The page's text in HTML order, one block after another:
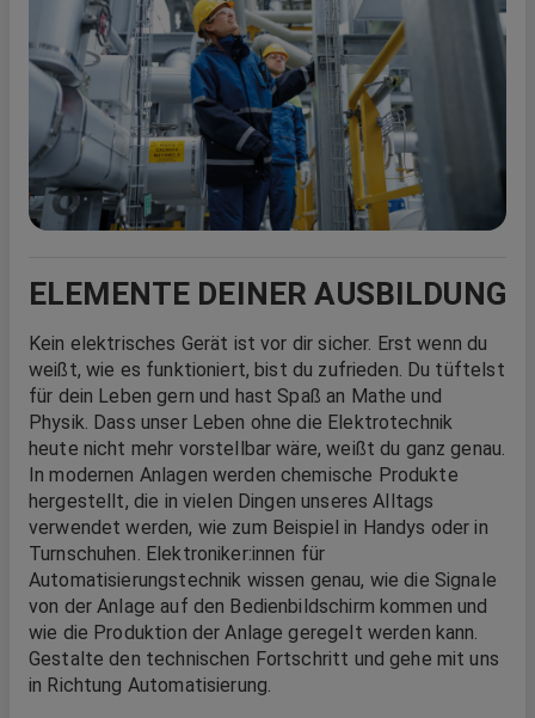
ELEMENTE DEINER AUSBILDUNG
Kein elektrisches Gerät ist vor dir sicher. Erst wenn du
weißt, wie es funktioniert, bist du zufrieden. Du tüftelst
für dein Leben gern und hast Spaß an Mathe und
Physik. Dass unser Leben ohne die Elektrotechnik
heute nicht mehr vorstellbar wäre, weißt du ganz genau.
In modernen Anlagen werden chemische Produkte
hergestellt, die in vielen Dingen unseres Alltags
verwendet werden, wie zum Beispiel in Handys oder in
Turnschuhen. Elektroniker:innen für
Automatisierungstechnik wissen genau, wie die Signale
von der Anlage auf den Bedienbildschirm kommen und
wie die Produktion der Anlage geregelt werden kann.
Gestalte den technischen Fortschritt und gehe mit uns
in Richtung Automatisierung.